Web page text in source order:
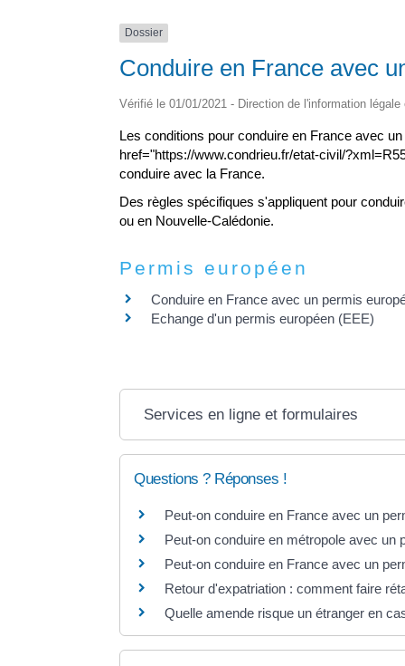
Dossier
Conduire en France avec
Vérifié le 01/01/2021 - Direction de l'information
Les conditions pour conduire en France avec
href="https://www.condrieu.fr/etat-civil/
conduire avec la France.
Des règles spécifiques s'appliquent pour
ou en Nouvelle-Calédonie.
Permis européen
Conduire en France avec un permis
Echange d'un permis européen (EEE)
Services en ligne et formulaires
Questions ? Réponses !
Peut-on conduire en France avec un
Peut-on conduire en métropole avec un
Peut-on conduire en France avec un
Retour d'expatriation : comment faire
Quelle amende risque un étranger en